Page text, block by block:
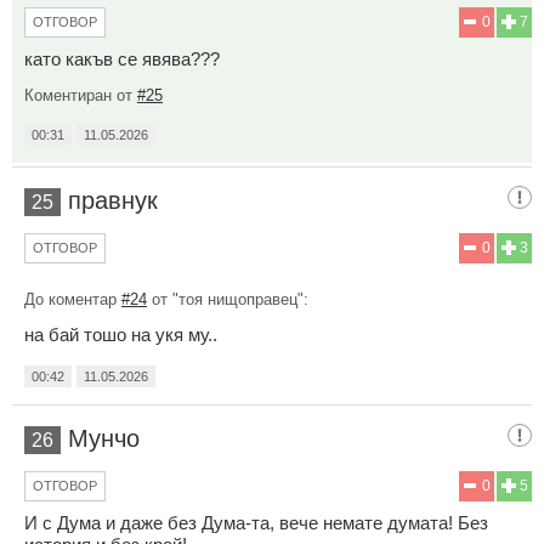
7
0
ОТГОВОР
като какъв се явява???
Коментиран от #25
00:31 11.05.2026
25 правнук
3
0
ОТГОВОР
До коментар #24 от "тоя нищоправец":
на бай тошо на укя му..
00:42 11.05.2026
26 Мунчо
5
0
ОТГОВОР
И с Дума и даже без Дума-та, вече немате думата! Без